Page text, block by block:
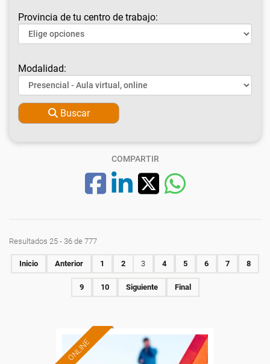
Provincia de tu centro de trabajo:
Modalidad:
Buscar
COMPARTIR
Resultados 25 - 36 de 777
Inicio Anterior 1 2 3 4 5 6 7 8
9 10 Siguiente Final
ONLINE